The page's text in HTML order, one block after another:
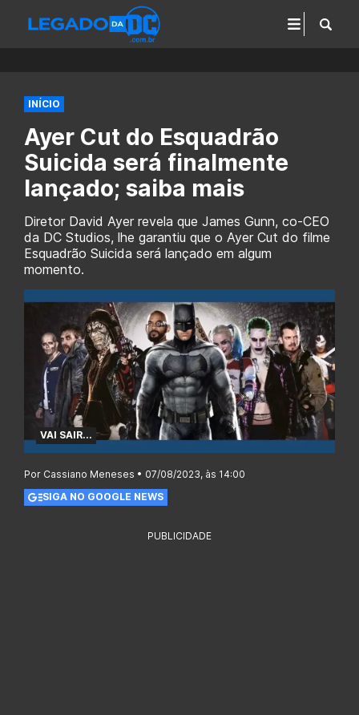
INÍCIO
Ayer Cut do Esquadrão
Suicida será finalmente
lançado; saiba mais
Diretor David Ayer revela que James Gunn, co-CEO
da DC Studios, lhe garantiu que o Ayer Cut do filme
Esquadrão Suicida será lançado em algum
momento.
VAI SAIR...
Por Cassiano Meneses • 07/08/2023, às 14:00
SIGA NO GOOGLE NEWS
PUBLICIDADE